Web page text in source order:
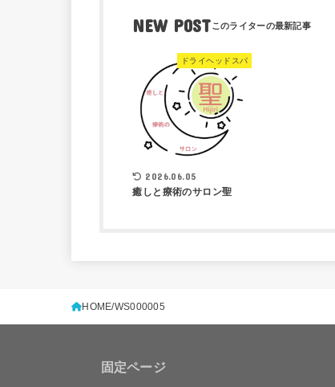
NEW POST
ドライヘッドスパ
2026.06.05
癒しと療術のサロン聖
HOME WS000005
固定ページ